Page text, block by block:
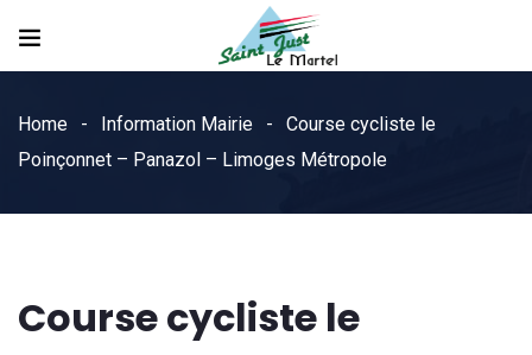
Home Information Mairie
Course cycliste le
Poinçonnet – Panazol – Limoges Métropole
Course cycliste le